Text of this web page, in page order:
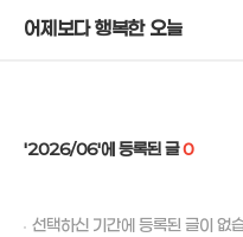
어제보다 행복한 오늘
2026/06 0
선택하신 기간에 등록된 글이 없